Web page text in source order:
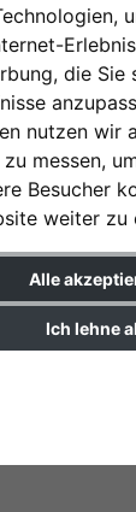
die Sie
nutzen wir
messen,
Besucher
weiter zu
Alle
Ich lehne